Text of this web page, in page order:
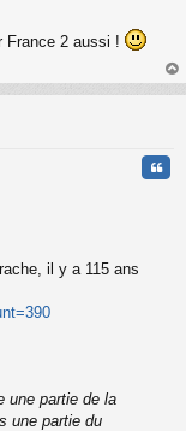
France 2 aussi !
au
il y a 115 ans
une partie de la
une partie du